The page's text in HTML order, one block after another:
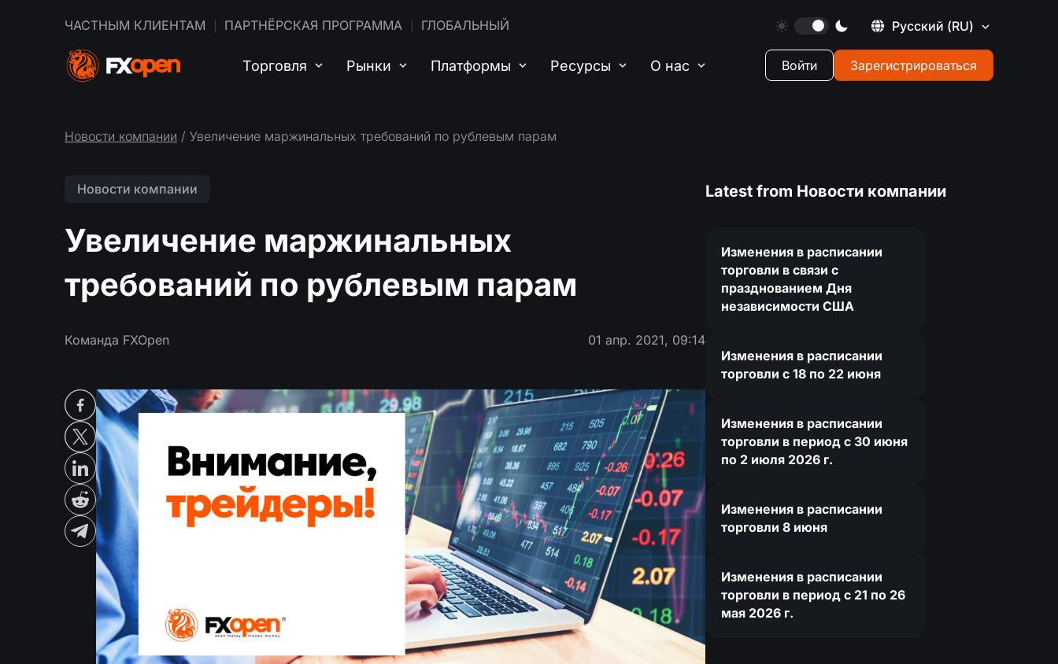
ЧАСТНЫМ КЛИЕНТАМ ПАРТНЁРСКАЯ ПРОГРАММА ГЛОБАЛЬНЫЙ Русский (RU)
Торговля Рынки Платформы Ресурсы О нас Войти Зарегистрироваться
Новости компании / Увеличение маржинальных требований по рублевым парам
Новости компании
Увеличение маржинальных
требований по рублевым парам
Команда FXOpen 01 апр. 2021, 09:14
Latest from Новости компании
Изменения в расписании
торговли в связи с
празднованием Дня
независимости США
Изменения в расписании
торговли c 18 по 22 июня
Изменения в расписании
торговли в период с 30 июня
по 2 июля 2026 г.
Изменения в расписании
торговли 8 июня
Изменения в расписании
торговли в период с 21 по 26
мая 2026 г.